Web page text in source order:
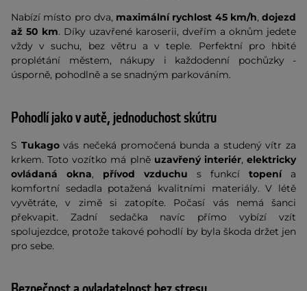
Nabízí místo pro dva, maximální rychlost 45 km/h, dojezd
až 50 km. Díky uzavřené karoserii, dveřím a oknům jedete
vždy v suchu, bez větru a v teple. Perfektní pro hbité
proplétání městem, nákupy i každodenní pochůzky -
úsporně, pohodlně a se snadným parkováním.
Pohodlí jako v autě, jednoduchost skútru
S Tukagovás nečeká promočená bunda a studený vítr za
krkem. Toto vozítko má plněuzavřený interiér,elektricky
ovládaná okna, přívod vzduchu s funkcí topenía
komfortní sedadla potažená kvalitními materiály. V létě
vyvětráte, v zimě si zatopíte. Počasí vás nemá šanci
překvapit. Zadní sedačka navíc přímo vybízí vzít
spolujezdce, protože takové pohodlí by byla škoda držet jen
pro sebe.